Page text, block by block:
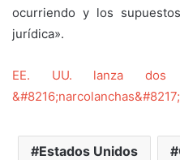
ocurriendo y los
jurídica».
EE. UU. lanza dos
Estados Unidos